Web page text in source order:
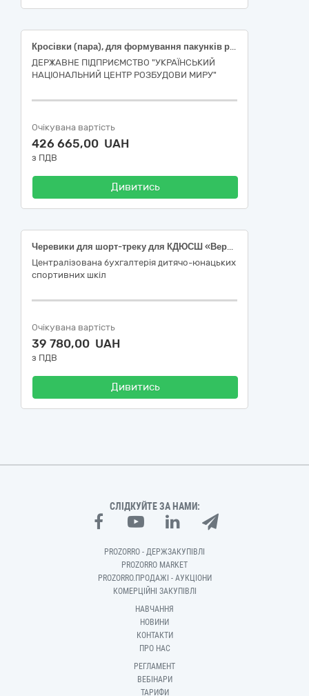
Кросівки (пара), для формування пакунків речами для задоволення основних (базових) потреб осіб, які були позбавлені свободи внаслідок збройної агресії російської федерації проти України, після їх звільнення для забезпечення проведення протокольного заходу
ДЕРЖАВНЕ ПІДПРИЄМСТВО "УКРАЇНСЬКИЙ
НАЦІОНАЛЬНИЙ ЦЕНТР РОЗБУДОВИ МИРУ"
Очікувана вартість
426 665,00 UAH
з ПДВ
Дивитись
Черевики для шорт-треку для КДЮСШ «Вершина»
Централізована бухгалтерія дитячо-юнацьких
спортивних шкіл
Очікувана вартість
39 780,00 UAH
з ПДВ
Дивитись
СЛІДКУЙТЕ ЗА НАМИ:
PROZORRO - ДЕРЖЗАКУПІВЛІ
PROZORRO MARKET
PROZORRO.ПРОДАЖІ - АУКЦІОНИ
КОМЕРЦІЙНІ ЗАКУПІВЛІ
НАВЧАННЯ
НОВИНИ
КОНТАКТИ
ПРО НАС
РЕГЛАМЕНТ
ВЕБІНАРИ
ТАРИФИ